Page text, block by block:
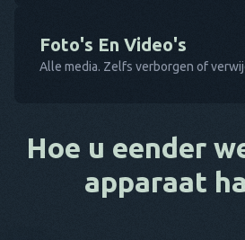
Foto's En Video's
Alle media. Zelfs verborgen of
Hoe u eender
apparaat